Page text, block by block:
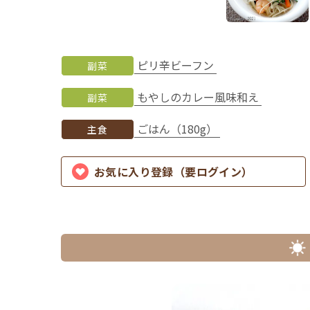
副菜 ピリ辛ビーフン
副菜 もやしのカレー風味和え
主食 ごはん（180g）
お気に入り登録（要ログイン）